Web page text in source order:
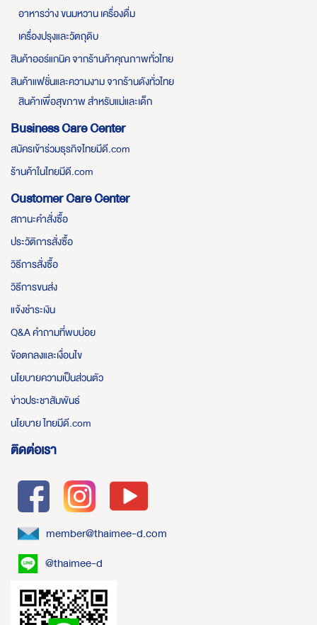
อาหารว่าง ขนมหวาน เครื่องดื่ม
เครื่องปรุงและวัตถุดิบ
สินค้าออร์แกนิค จากร้านค้าคุณภาพทั่วไทย
สินค้าแฟชั่นและความงาม จากร้านดังทั่วไทย
สินค้าเพื่อสุขภาพ สำหรับแม่และเด็ก
Business Care Center
สมัครเข้าร่วมธุรกิจไทยมีดี.com
ร้านค้าในไทยมีดี.com
Customer Care Center
สถานะคำสั่งซื้อ
ประวัติการสั่งซื้อ
วิธีการสั่งซื้อ
วิธีการขนส่ง
แจ้งชำระเงิน
Q&A คำถามที่พบบ่อย
ข้อตกลงและเงื่อนไข
นโยบายความเป็นส่วนตัว
ข่าวประชาสัมพันธ์
นโยบาย ไทยมีดี.com
ติดต่อเรา
member@thaimee-d.com
@thaimee-d